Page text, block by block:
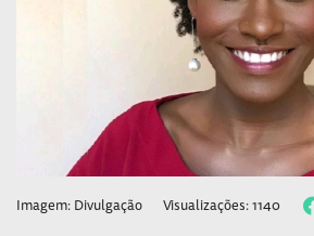
Imagem: Divulgação Visualizações: 1140